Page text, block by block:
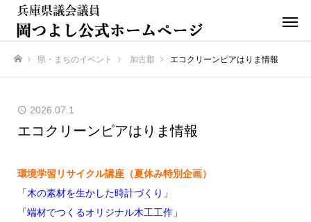
県・まちのイベント 加古郡 エコクリーンピアはりま情報
2026.07.1
エコクリーンピアはりま情報
環境学習リサイクル講座（夏休み特別企画）
「木の素材を生かした時計づくり 」
「端材でつくるオリジナル木工工作 」